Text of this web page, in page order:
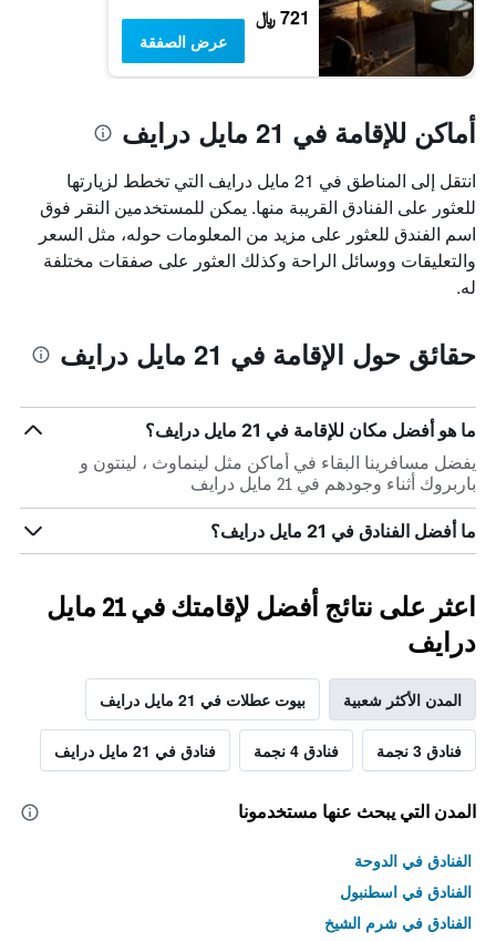
721 ﷼
عرض الصفقة
أماكن للإقامة في 21 مايل درايف
انتقل إلى المناطق في 21 مايل درايف التي تخطط لزيارتها
للعثور على الفنادق القريبة منها. يمكن للمستخدمين النقر فوق
اسم الفندق للعثور على مزيد من المعلومات حوله، مثل السعر
والتعليقات ووسائل الراحة وكذلك العثور على صفقات مختلفة
له.
حقائق حول الإقامة في 21 مايل درايف
ما هو أفضل مكان للإقامة في 21 مايل درايف؟
يفضل مسافرينا البقاء في أماكن مثل لينماوث ، لينتون و
باربروك أثناء وجودهم في 21 مايل درايف
ما أفضل الفنادق في 21 مايل درايف؟
اعثر على نتائج أفضل لإقامتك في 21 مايل
درايف
المدن الأكثر شعبية بيوت عطلات في 21 مايل درايف
فنادق 3 نجمة فنادق 4 نجمة فنادق في 21 مايل درايف
المدن التي يبحث عنها مستخدمونا
الفنادق في الدوحة
الفنادق في اسطنبول
الفنادق في شرم الشيخ